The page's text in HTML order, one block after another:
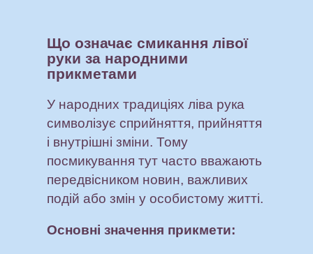
Що означає смикання лівої
руки за народними
прикметами
У народних традиціях ліва рука
символізує сприйняття, прийняття
і внутрішні зміни. Тому
посмикування тут часто вважають
передвісником новин, важливих
подій або змін у особистому житті.
Основні значення прикмети: